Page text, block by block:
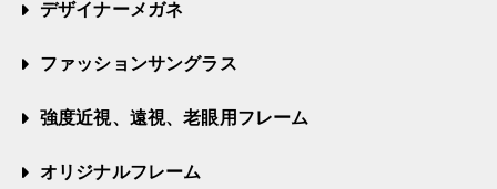
デザイナーメガネ
ファッションサングラス
強度近視、遠視、老眼用フレーム
オリジナルフレーム